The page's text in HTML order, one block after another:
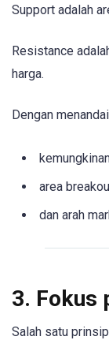
Support adalah
Resistance
harga.
Dengan
area
dan arah
3. Fokus
Salah satu